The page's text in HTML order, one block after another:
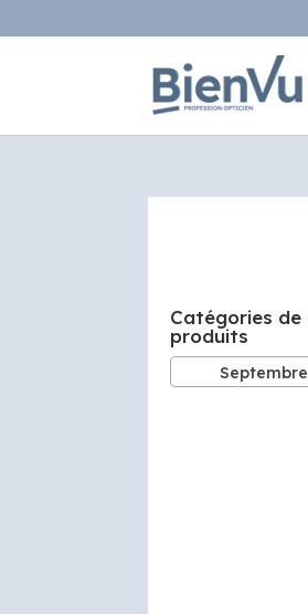
Catégories de
produits
Septembre